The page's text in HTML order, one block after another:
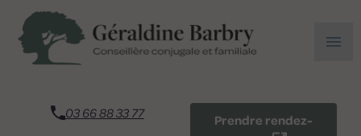
menu
03 66 88 33 77
Prendre rendez-
Panneau de gestion des cookies